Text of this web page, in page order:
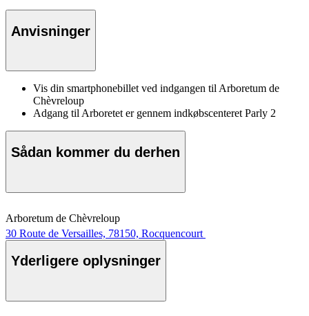
Anvisninger
Vis din smartphonebillet ved indgangen til Arboretum de
Chèvreloup
Adgang til Arboretet er gennem indkøbscenteret Parly 2
Sådan kommer du derhen
Arboretum de Chèvreloup
30 Route de Versailles, 78150, Rocquencourt
Yderligere oplysninger